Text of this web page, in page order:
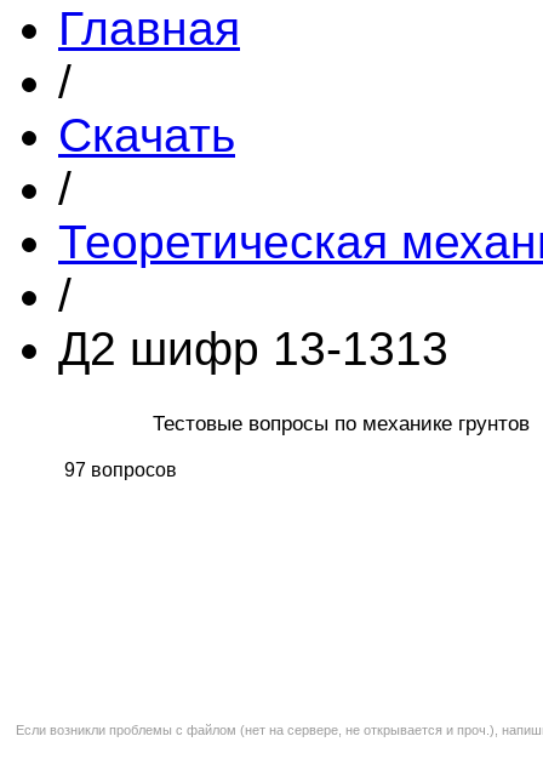
Главная
/
Скачать
/
Теоретическая
/
Д2 шифр 13-1313
Тестовые вопросы по механике грунтов
97 вопросов
Если возникли проблемы с файлом (нет на сервере, не открывается и проч.),